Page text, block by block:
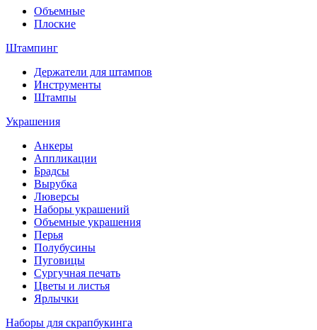
Объемные
Плоские
Штампинг
Держатели для штампов
Инструменты
Штампы
Украшения
Анкеры
Аппликации
Брадсы
Вырубка
Люверсы
Наборы украшений
Объемные украшения
Перья
Полубусины
Пуговицы
Сургучная печать
Цветы и листья
Ярлычки
Наборы для скрапбукинга